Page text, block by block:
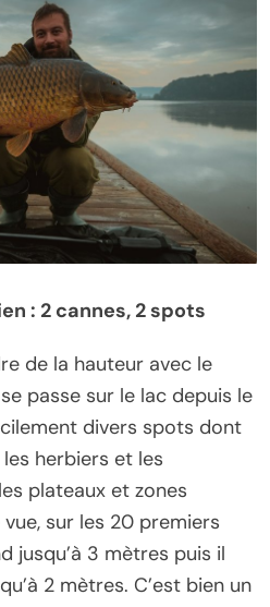
: 2 cannes, 2 spots
de la hauteur avec le
passe sur le lac depuis le
divers spots dont
herbiers et les
plateaux et zones
sur les 20 premiers
jusqu’à 3 mètres puis il
2 mètres. C’est bien un